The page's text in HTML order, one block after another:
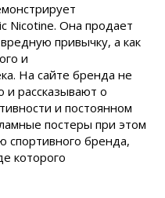
Nicotine. Она продает
привычку, а как
и
На сайте бренда не
и рассказывают о
и постоянном
постеры при этом
бренда,
которого